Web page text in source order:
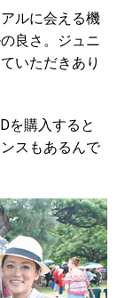
ルに会える機
良さ。ジュニ
いただきあり
を購入すると
スもあるんで